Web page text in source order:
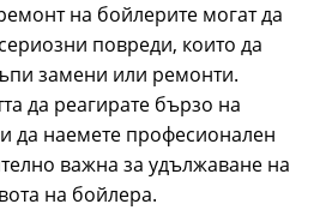
на бойлерите могат да
повреди, които да
замени или ремонти.
да реагирате бързо на
да наемете професионален
важна за удължаване на
на бойлера.